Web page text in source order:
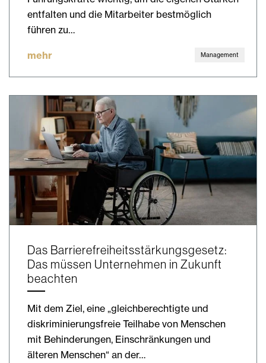
entfalten und die Mitarbeiter bestmöglich
führen zu…
mehr Management
Das Barrierefreiheitsstärkungsgesetz:
Das müssen Unternehmen in Zukunft
beachten
Mit dem Ziel, eine „gleichberechtigte und
diskriminierungsfreie Teilhabe von Menschen
mit Behinderungen, Einschränkungen und
älteren Menschen“ an der…